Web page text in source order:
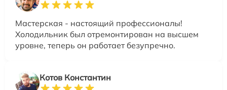
Мастерская - настоящий профессионалы!
Холодильник был отремонтирован на высшем
уровне, теперь он работает безупречно.
Котов Константин